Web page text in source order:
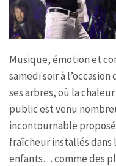
Musique, émotion et
samedi soir à l’occasion
ses arbres, où la
public est venu
incontournable
fraîcheur installés dans
enfants… comme des